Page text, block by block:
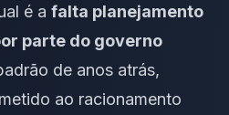
é a falta planejamento
parte do governo
de anos atrás,
ao racionamento